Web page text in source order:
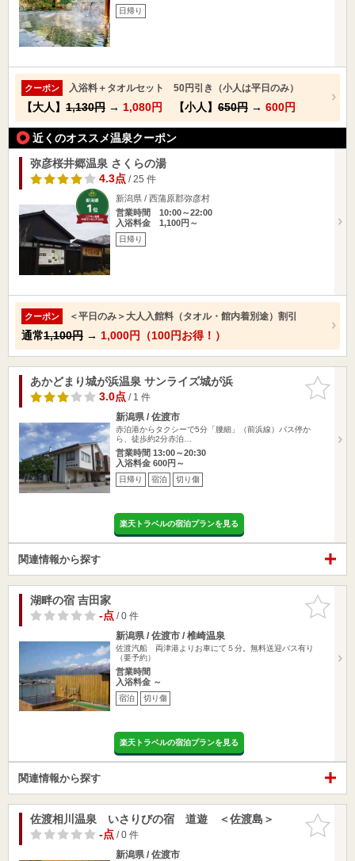
日帰り
クーポン 入浴料＋タオルセット 50円引き（小人は平日のみ）
【大人】 1,130円 → 1,080円 【小人】 650円 → 600円
近くのオススメ温泉クーポン
弥彦桜井郷温泉 さくらの湯
4.3点/ 25 件
新潟県 / 西蒲原郡弥彦村
営業時間 10:00～22:00
入浴料金 1,100円～
日帰り
クーポン ＜平日のみ＞大人入館料（タオル・館内着別途）割引
通常1,100円 → 1,000円（100円お得！）
お気に入
りに追加
あかどまり城が浜温泉 サンライズ城が浜
3.0点/ 1 件
新潟県 / 佐渡市
赤泊港からタクシーで5分「腰細」（前浜線）バス停か
ら、徒歩約2分赤泊…
営業時間 13:00～20:30
入浴料金 600円～
日帰り 宿泊 切り傷
楽天トラベルの宿泊プランを見る
関連情報から探す
お気に入
りに追加
湖畔の宿 吉田家
-点/ 0 件
新潟県 / 佐渡市 / 椎崎温泉
佐渡汽船 両津港よりお車にて５分。無料送迎バス有り
（要予約）
営業時間
入浴料金 ～
宿泊 切り傷
楽天トラベルの宿泊プランを見る
関連情報から探す
お気に入
りに追加
佐渡相川温泉 いさりびの宿 道遊 ＜佐渡島＞
-点/ 0 件
新潟県 / 佐渡市